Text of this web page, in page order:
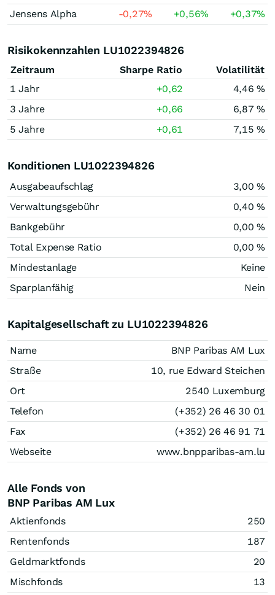
Jensens Alpha
-0,27% +0,56% +0,37%
Risikokennzahlen LU1022394826
Zeitraum Sharpe Ratio
Volatilität
1 Jahr
+0,62
4,46 %
3 Jahre
+0,66
6,87 %
5 Jahre
+0,61 7,15 %
Konditionen LU1022394826
Ausgabeaufschlag
3,00 %
Verwaltungsgebühr
0,40 %
Bankgebühr
0,00 %
Total Expense Ratio
0,00 %
Mindestanlage
Keine
Sparplanfähig
Nein
Kapitalgesellschaft zu LU1022394826
Name
BNP Paribas AM Lux
Straße
10, rue Edward Steichen
Ort
2540 Luxemburg
Telefon
(+352) 26 46 30 01
Fax
(+352) 26 46 91 71
Webseite
www.bnpparibas-am.lu
Alle Fonds von
BNP Paribas AM Lux
Aktienfonds
250
Rentenfonds
187
Geldmarktfonds
20
Mischfonds
13